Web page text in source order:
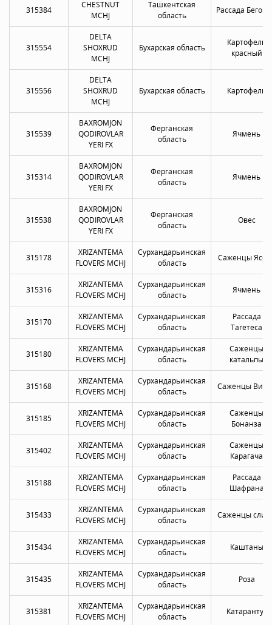
315384
CHESTNUT
MCHJ
Ташкентская
область
Рассада
315554
DELTA
SHOXRUD
MCHJ
Бухарская область
Картофель
красный
315556
DELTA
SHOXRUD
MCHJ
Бухарская область Картофель
315539
BAXROMJON
QODIROVLAR
YERI FX
Ферганская
область
Ячмень
315314
BAXROMJON
QODIROVLAR
YERI FX
Ферганская
область
Ячмень
315538
BAXROMJON
QODIROVLAR
YERI FX
Ферганская
область
Овес
315178
XRIZANTEMA
FLOVERS MCHJ
Сурхандарьинская
область
Саженцы
315316
XRIZANTEMA
FLOVERS MCHJ
Сурхандарьинская
область
Ячмень
315170
XRIZANTEMA
FLOVERS MCHJ
Сурхандарьинская
область
Рассада
Тагетеса
315180
XRIZANTEMA
FLOVERS MCHJ
Сурхандарьинская
область
Саженцы
катальпы
315168
XRIZANTEMA
FLOVERS MCHJ
Сурхандарьинская
область
Саженцы
315185
XRIZANTEMA
FLOVERS MCHJ
Сурхандарьинская
область
Саженцы
Бонанза
315402
XRIZANTEMA
FLOVERS MCHJ
Сурхандарьинская
область
Саженцы
Карагача
315188
XRIZANTEMA
FLOVERS MCHJ
Сурхандарьинская
область
Рассада
Шафрана
315433
XRIZANTEMA
FLOVERS MCHJ
Сурхандарьинская
область
Саженцы
315434
XRIZANTEMA
FLOVERS MCHJ
Сурхандарьинская
область
Каштаны
315435
XRIZANTEMA
FLOVERS MCHJ
Сурхандарьинская
область
Роза
315381
XRIZANTEMA
FLOVERS MCHJ
Сурхандарьинская
область
Катарантус